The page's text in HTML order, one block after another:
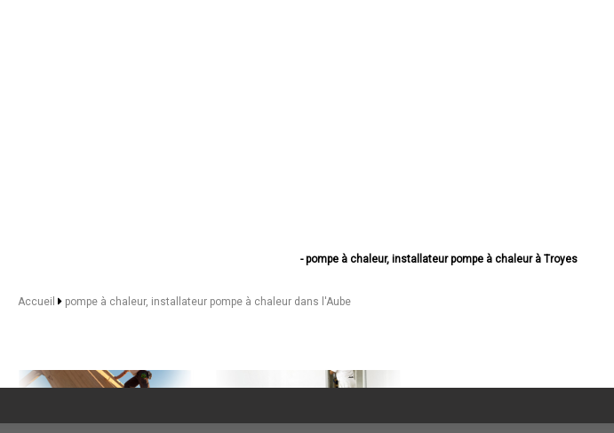
- pompe à chaleur, installateur pompe à chaleur à Troyes
- pompe à chaleur, installateur pompe à chaleur à Saint-André-les-Vergers
- pompe à chaleur, installateur pompe à chaleur à Bar-sur-Aube
- pompe à chaleur, installateur pompe à chaleur à Pont-Sainte-Marie
Accueil pompe à chaleur, installateur pompe à chaleur dans l'Aube